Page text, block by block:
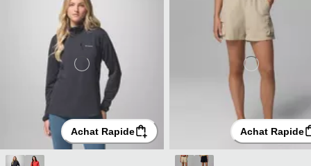
Achat Rapide Achat Rapide